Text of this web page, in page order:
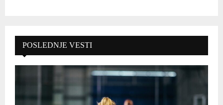
POSLEDNJE VESTI